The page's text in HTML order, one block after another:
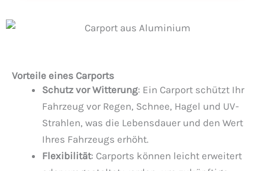
Vorteile eines Carports
Schutz vor Witterung: Ein Carport schützt Ihr
Fahrzeug vor Regen, Schnee, Hagel und UV-
Strahlen, was die Lebensdauer und den Wert
Ihres Fahrzeugs erhöht.
Flexibilität: Carports können leicht erweitert